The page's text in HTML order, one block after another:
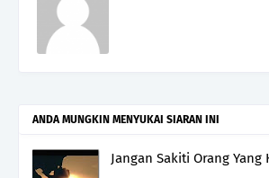
ANDA MUNGKIN MENYUKAI SIARAN INI
Jangan Sakiti Orang Yang